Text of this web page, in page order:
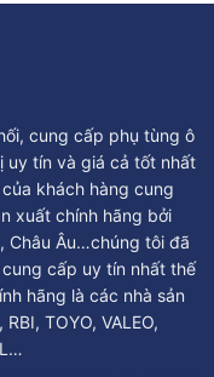
cung cấp phụ tùng ô
uy tín và giá cả tốt nhất
khách hàng cung
xuất chính hãng bởi
Châu Âu…chúng tôi đã
cấp uy tín nhất thế
hãng là các nhà sản
TOYO, VALEO,